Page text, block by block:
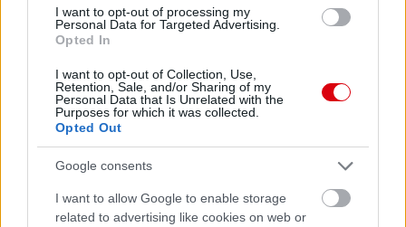
I want to opt-out of processing my
Personal Data for Targeted Advertising.
Opted In
I want to opt-out of Collection, Use,
Retention, Sale, and/or Sharing of my
Personal Data that Is Unrelated with the
Purposes for which it was collected.
Opted Out
Google consents
I want to allow Google to enable storage
related to advertising like cookies on web or